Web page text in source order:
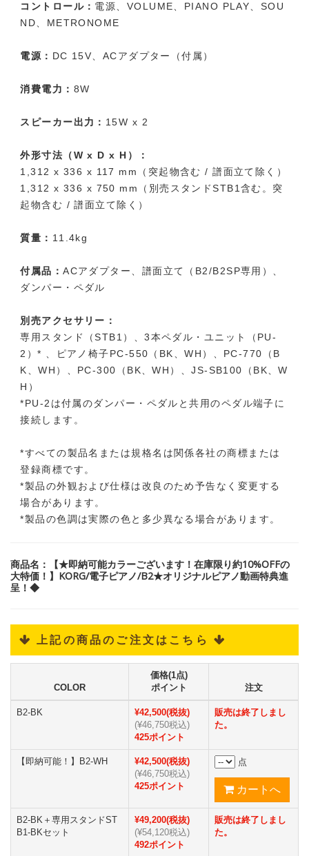
コントロール： 電源、VOLUME、PIANO PLAY、SOU
ND、METRONOME
電源： DC 15V、ACアダプター（付属）
消費電力： 8W
スピーカー出力： 15W x 2
外形寸法（W x D x H）：
1,312 x 336 x 117 mm（突起物含む / 譜面立て除く）
1,312 x 336 x 750 mm（別売スタンドSTB1含む。突
起物含む / 譜面立て除く）
質量： 11.4kg
付属品：ACアダプター、譜面立て（B2/B2SP専用）、
ダンパー・ペダル
別売アクセサリー：
専用スタンド（STB1）、3本ペダル・ユニット（PU-
2）* 、ピアノ椅子PC-550（BK、WH）、PC-770（B
K、WH）、PC-300（BK、WH）、JS-SB100（BK、W
H）
*PU-2は付属のダンパー・ペダルと共用のペダル端子に
接続します。
*すべての製品名または規格名は関係各社の商標または
登録商標です。
*製品の外観および仕様は改良のため予告なく変更する
場合があります。
*製品の色調は実際の色と多少異なる場合があります。
商品名：【★即納可能カラーございます！在庫限り約10%OFFの
大特価！】KORG/電子ピアノ/B2★オリジナルピアノ動画特典進
呈！◆
 上記の商品のご注文はこちら 
COLOR
価格(1点)
ポイント
注文
B2-BK
¥42,500(税抜)
(¥46,750税込)
425ポイント
販売は終了しまし
た。
【即納可能！】B2-WH
¥42,500(税抜)
(¥46,750税込)
425ポイント
点
B2-BK＋専用スタンドST
B1-BKセット
¥49,200(税抜)
(¥54,120税込)
492ポイント
販売は終了しまし
た。